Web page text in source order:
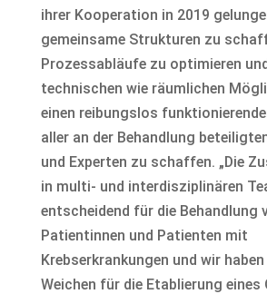
ihrer Kooperation in 2019
gemeinsame Strukturen zu
Prozessabläufe zu optimieren
technischen wie räumlichen
einen reibungslos
aller an der Behandlung
und Experten zu schaffen. „Die
in multi- und interdisziplinären
entscheidend für die Behandlung
Patientinnen und Patienten mit
Krebserkrankungen und wir
Weichen für die Etablierung eines